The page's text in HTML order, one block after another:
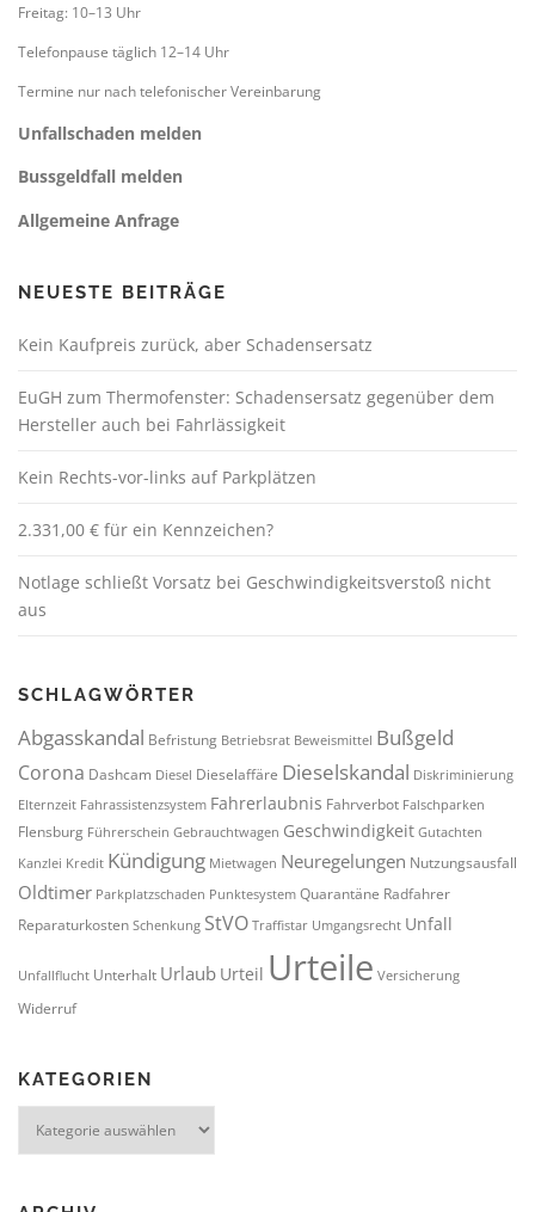
Freitag: 10–13 Uhr
Telefonpause täglich 12–14 Uhr
Termine nur nach telefonischer Vereinbarung
Unfallschaden melden
Bussgeldfall melden
Allgemeine Anfrage
NEUESTE BEITRÄGE
Kein Kaufpreis zurück, aber Schadensersatz
EuGH zum Thermofenster: Schadensersatz gegenüber dem
Hersteller auch bei Fahrlässigkeit
Kein Rechts-vor-links auf Parkplätzen
2.331,00 € für ein Kennzeichen?
Notlage schließt Vorsatz bei Geschwindigkeitsverstoß nicht
aus
SCHLAGWÖRTER
Abgasskandal Befristung Betriebsrat Beweismittel Bußgeld
Corona Dashcam Diesel Dieselaffäre Dieselskandal Diskriminierung
Elternzeit Fahrassistenzsystem Fahrerlaubnis Fahrverbot Falschparken
Flensburg Führerschein Gebrauchtwagen Geschwindigkeit Gutachten
Kanzlei Kredit Kündigung Mietwagen Neuregelungen Nutzungsausfall
Oldtimer Parkplatzschaden Punktesystem Quarantäne Radfahrer
Reparaturkosten Schenkung StVO Traffistar Umgangsrecht Unfall
Unfallflucht Unterhalt Urlaub Urteil Urteile Versicherung
Widerruf
KATEGORIEN